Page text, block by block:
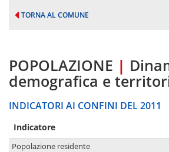
TORNA AL COMUNE
POPOLAZIONE |
demografica e
INDICATORI AI CONFINI DEL 2011
Indicatore
Popolazione residente